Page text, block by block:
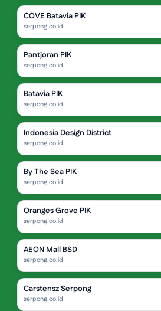
COVE Batavia PIK
serpong.co.id
Pantjoran PIK
serpong.co.id
Batavia PIK
serpong.co.id
Indonesia Design District
serpong.co.id
By The Sea PIK
serpong.co.id
Oranges Grove PIK
serpong.co.id
AEON Mall BSD
serpong.co.id
Carstensz Serpong
serpong.co.id